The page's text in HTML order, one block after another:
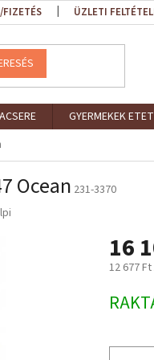
FIZETÉS ÜZLETI
GYERMEKEK
Ocean 231-3370
16
12 677